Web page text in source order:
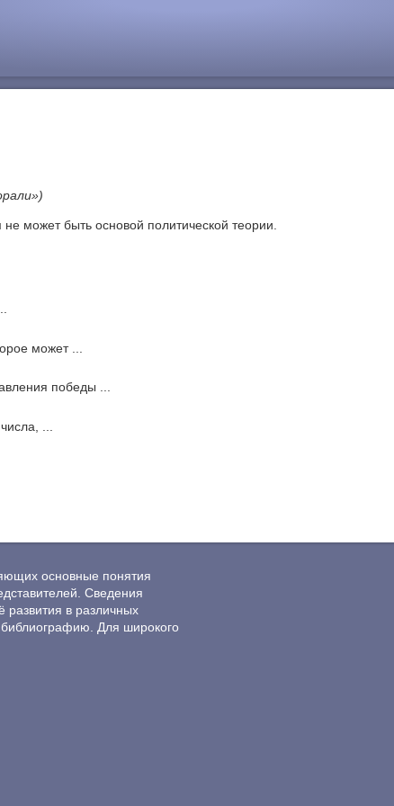
может быть основой политической теории.
может ...
победы ...
...
основные понятия
Сведения
в различных
Для широкого